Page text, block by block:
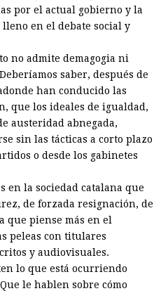
por el actual gobierno y la
en el debate social y
no admite demagogia ni
saber, después de
han conducido las
que los ideales de igualdad,
austeridad abnegada,
sin las tácticas a corto plazo
o desde los gabinetes
en la sociedad catalana que
de forzada resignación, de
que piense más en el
peleas con titulares
y audiovisuales.
lo que está ocurriendo
le hablen sobre cómo